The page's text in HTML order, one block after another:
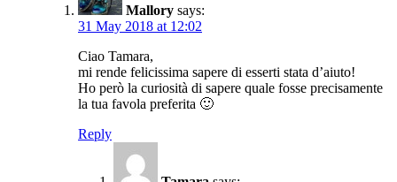
Mallory says:
31 May 2018 at 12:02
Ciao Tamara,
mi rende felicissima sapere di esserti stata d’aiuto!
Ho però la curiosità di sapere quale fosse precisamente
la tua favola preferita 🙂
Reply